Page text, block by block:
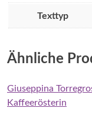
Texttyp
Ähnliche
Giuseppina
Kaffeerösterin